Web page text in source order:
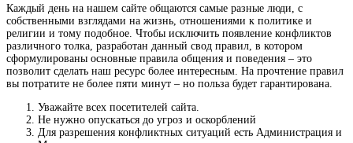
Каждый день на нашем сайте общаются самые разные люди, с
собственными взглядами на жизнь, отношениями к политике и
религии и тому подобное. Чтобы исключить появление конфликтов
различного толка, разработан данный свод правил, в котором
сформулированы основные правила общения и поведения – это
позволит сделать наш ресурс более интересным. На прочтение правил
вы потратите не более пяти минут – но польза будет гарантирована.
Уважайте всех посетителей сайта.
Не нужно опускаться до угроз и оскорблений
Для разрешения конфликтных ситуаций есть Администрация и